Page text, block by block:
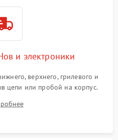
и электроники
верхнего, грилевого и
цепи или пробой на корпус.
датчиков температуры,
и мотора конвекции.